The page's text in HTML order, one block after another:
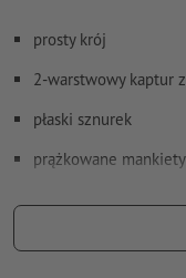
prosty krój
2-warstwowy kaptur
płaski sznurek
prążkowane
delikatna, miękka